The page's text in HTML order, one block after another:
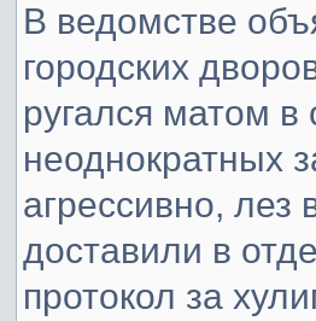
В ведомстве
городских
ругался матом
неоднократных
агрессивно,
доставили в
протокол за